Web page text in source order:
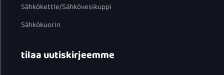
Sähkökettle/Sähkövesikuppi
Sähkökuorin
tilaa uutiskirjeemme